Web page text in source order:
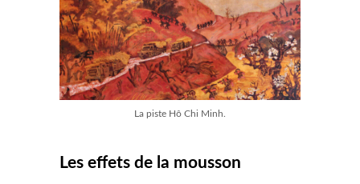
La piste Hô Chi Minh.
Les effets de la mousson